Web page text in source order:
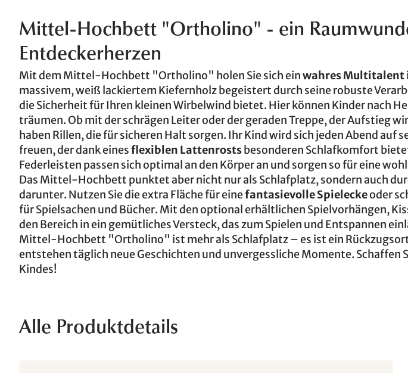
Mittel-Hochbett "Ortholino" - ein
Entdeckerherzen
Mit dem Mittel-Hochbett "Ortholino" holen Sie sich einwahres Multitalent
massivem, weiß lackiertem Kiefernholz begeistert durch seine robuste
die Sicherheit für Ihren kleinen Wirbelwind bietet. Hier können Kinder nach
träumen. Ob mit der schrägen Leiter oder der geraden Treppe, der Aufstieg
haben Rillen, die für sicheren Halt sorgen. Ihr Kind wird sich jeden Abend auf
freuen, der dank einesflexiblen Lattenrostsbesonderen Schlafkomfort
Federleisten passen sich optimal an den Körper an und sorgen so für eine
Das Mittel-Hochbett punktet aber nicht nur als Schlafplatz, sondern auch
darunter. Nutzen Sie die extra Fläche für einefantasievolle Spieleckeoder
für Spielsachen und Bücher. Mit den optional erhältlichen Spielvorhängen,
den Bereich in ein gemütliches Versteck, das zum Spielen und Entspannen
Mittel-Hochbett "Ortholino" ist mehr als Schlafplatz – es ist ein
entstehen täglich neue Geschichten und unvergessliche Momente. Schaffen
Kindes!
Alle Produktdetails